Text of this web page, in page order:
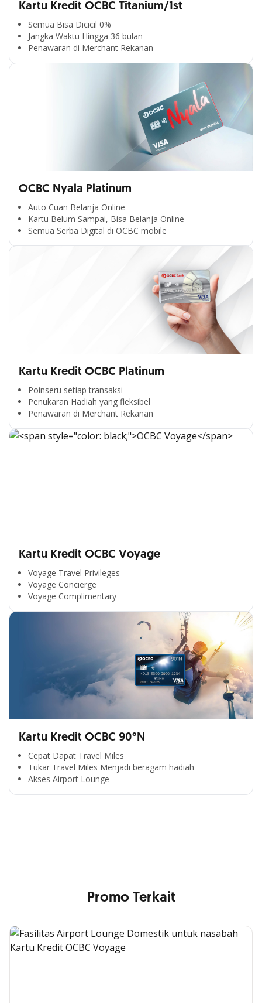
Kartu Kredit OCBC Titanium/1st
Semua Bisa Dicicil 0%
Jangka Waktu Hingga 36 bulan
Penawaran di Merchant Rekanan
OCBC Nyala Platinum
Auto Cuan Belanja Online
Kartu Belum Sampai, Bisa Belanja Online
Semua Serba Digital di OCBC mobile
Kartu Kredit OCBC Platinum
Poinseru setiap transaksi
Penukaran Hadiah yang fleksibel
Penawaran di Merchant Rekanan
Kartu Kredit OCBC Voyage
Voyage Travel Privileges
Voyage Concierge
Voyage Complimentary
Kartu Kredit OCBC 90°N
Cepat Dapat Travel Miles
Tukar Travel Miles Menjadi beragam hadiah
Akses Airport Lounge
Segala Kemudahan Ada
di Satu Genggaman
Promo Terkait